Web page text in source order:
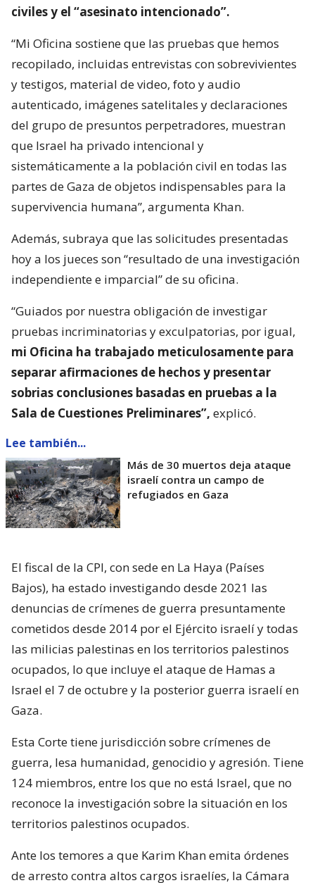
civiles y el “asesinato intencionado”.
“Mi Oficina sostiene que las pruebas que hemos
recopilado, incluidas entrevistas con sobrevivientes
y testigos, material de video, foto y audio
autenticado, imágenes satelitales y declaraciones
del grupo de presuntos perpetradores, muestran
que Israel ha privado intencional y
sistemáticamente a la población civil en todas las
partes de Gaza de objetos indispensables para la
supervivencia humana”, argumenta Khan.
Además, subraya que las solicitudes presentadas
hoy a los jueces son “resultado de una investigación
independiente e imparcial” de su oficina.
“Guiados por nuestra obligación de investigar
pruebas incriminatorias y exculpatorias, por igual,
mi Oficina ha trabajado meticulosamente para
separar afirmaciones de hechos y presentar
sobrias conclusiones basadas en pruebas a la
Sala de Cuestiones Preliminares”, explicó.
Lee también...
Más de 30 muertos deja ataque
israelí contra un campo de
refugiados en Gaza
El fiscal de la CPI, con sede en La Haya (Países
Bajos), ha estado investigando desde 2021 las
denuncias de crímenes de guerra presuntamente
cometidos desde 2014 por el Ejército israelí y todas
las milicias palestinas en los territorios palestinos
ocupados, lo que incluye el ataque de Hamas a
Israel el 7 de octubre y la posterior guerra israelí en
Gaza.
Esta Corte tiene jurisdicción sobre crímenes de
guerra, lesa humanidad, genocidio y agresión. Tiene
124 miembros, entre los que no está Israel, que no
reconoce la investigación sobre la situación en los
territorios palestinos ocupados.
Ante los temores a que Karim Khan emita órdenes
de arresto contra altos cargos israelíes, la Cámara